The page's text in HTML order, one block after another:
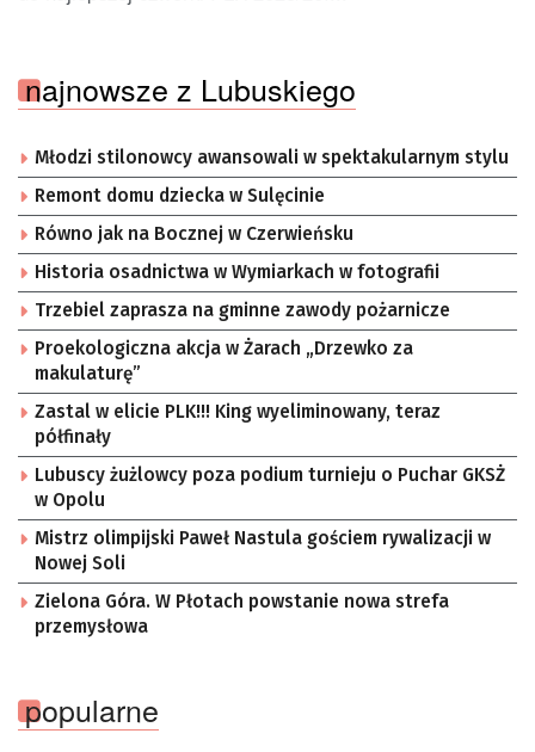
najnowsze z Lubuskiego
Młodzi stilonowcy awansowali w spektakularnym stylu
Remont domu dziecka w Sulęcinie
Równo jak na Bocznej w Czerwieńsku
Historia osadnictwa w Wymiarkach w fotografii
Trzebiel zaprasza na gminne zawody pożarnicze
Proekologiczna akcja w Żarach „Drzewko za
makulaturę”
Zastal w elicie PLK!!! King wyeliminowany, teraz
półfinały
Lubuscy żużlowcy poza podium turnieju o Puchar GKSŻ
w Opolu
Mistrz olimpijski Paweł Nastula gościem rywalizacji w
Nowej Soli
Zielona Góra. W Płotach powstanie nowa strefa
przemysłowa
popularne